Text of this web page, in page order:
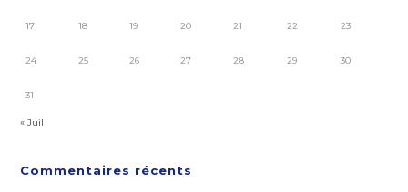
17 18 19 20 21 22 23
24 25 26 27 28 29 30
31
« Juil
Commentaires récents